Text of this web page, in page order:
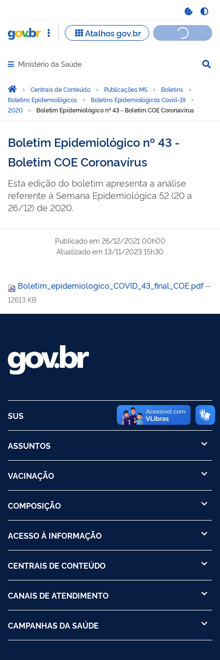
Abrir menu principal de navegação
Ministério da Saúde
Você está aqui:
Página Inicial
Centrais de Conteúdo Publicações MS
Boletins
Boletins Epidemiológicos
Boletins Epidemiológicos Covid-19
2020
Boletim Epidemiológico nº 43 - Boletim COE Coronavírus
Boletim Epidemiológico nº 43 -
Boletim COE Coronavírus
Esta edição do boletim apresenta a análise
referente à Semana Epidemiológica 52 (20 a
26/12) de 2020.
Publicado em 26/12/2021 00h00
Atualizado em 13/11/2023 15h30
Boletim_epidemiologico_COVID_43_final_COE.pdf —
12613 KB
SUS
ASSUNTOS
VACINAÇÃO
COMPOSIÇÃO
ACESSO À INFORMAÇÃO
CENTRAIS DE CONTEÚDO
CANAIS DE ATENDIMENTO
CAMPANHAS DA SAÚDE